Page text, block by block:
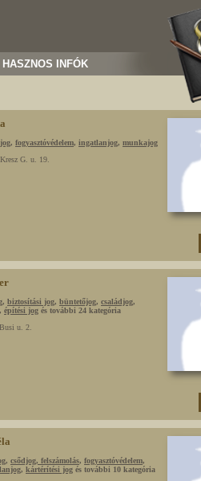
HASZNOS INFÓK
, fogyasztóvédelem, ingatlanjog, munkajog
G. u. 19.
, biztosítási jog, büntetőjog, családjog,
, építési jog és további 24 kategória
u. 2.
, csődjog, felszámolás, fogyasztóvédelem,
, kártérítési jog és további 10 kategória